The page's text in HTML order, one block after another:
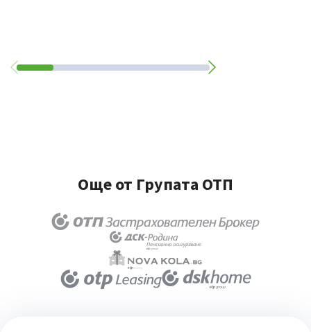
Още от Групата ОТП